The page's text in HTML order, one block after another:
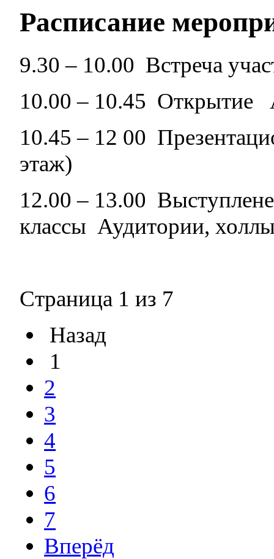
Расписание
9.30 – 10.00 Встреча
10.00 – 10.45 Открытие
10.45 – 12 00
этаж)
12.00 – 13.00
классы Аудитории,
Страница 1 из 7
Назад
1
2
3
4
5
6
7
Вперёд